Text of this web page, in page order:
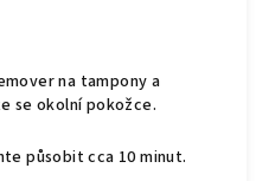
na tampony a
se okolní pokožce.
působit cca 10 minut.